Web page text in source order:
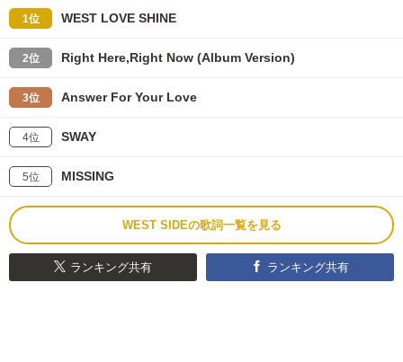
1位 WEST LOVE SHINE
2位 Right Here,Right Now (Album Version)
3位 Answer For Your Love
4位 SWAY
5位 MISSING
WEST SIDEの歌詞一覧を見る
ランキング共有 ランキング共有